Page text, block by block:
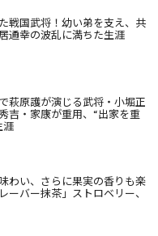
戦国武将！幼い弟を支え、共
通幸の波乱に満ちた生涯
萩原護が演じる武将・小堀正
吉・家康が重用、“出家を重
涯
わい、さらに果実の香りも楽
ーバー抹茶」ストロベリー、